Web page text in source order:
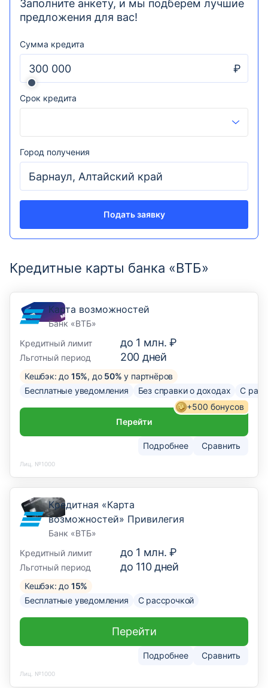
Заполните анкету, и мы подберем лучшие
предложения для вас!
Сумма кредита
₽
Срок кредита
Город получения
Подать заявку
Кредитные карты банка «ВТБ»
Карта возможностей
Банк «ВТБ»
Кредитный лимит
до 1 млн. ₽
Льготный период 200 дней
Кешбэк: до 15%, до 50% у партнёров
Бесплатные уведомления
Без справки о доходах С
Подробнее Сравнить
+500 бонусов
Перейти
Лиц. №1000
Кредитная «Карта
возможностей» Привилегия
Банк «ВТБ»
Кредитный лимит
до 1 млн. ₽
Льготный период до 110дней
Кешбэк: до 15%
Бесплатные уведомления
С рассрочкой
Подробнее Сравнить
Перейти
Лиц. №1000